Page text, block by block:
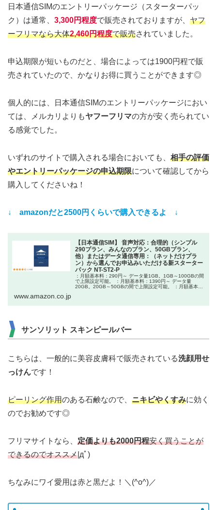
日本通信SIMのエントリーパッケージ（スターターパッ
ク）は通常、 3,300円程度で販売されておりますが、 ヤフ
ーフリマなら大体2,460円程度で販売されていました。
申込期限が短いものだと、場合によっては1900円程で販
売されていたので、かなりお得に買うことができます◎
個人的には、日本通信SIMのエントリーパッケージにおい
ては、メルカリよりもヤフーフリマの方が安く売られてい
る感覚でした。
いずれのサイトで購入される場合においても、 相手の評価
やエントリーパッケージの申込期限について確認してから
購入してくださいね！
↓ amazonだと2500円くらいで購入できるよ ↓
【日本通信SIM】 音声対応：合理的（シンプル
290プラン、みんなのプラン、50GBプラン、
他）またはデータ通信専用：（ネットだけプラ
ン）から選んでお申込みいただける新スターター
パック NT-ST2-P
：月額基本料：290円～ データ量1GB。1GB～100GBの間
で上限設定可能。 ：月額基本料：1390円～ データ量
20GB。20GB～50GBの間で上限設定可能。 ：月額基本
www.amazon.co.jp
サンソリット スキンピールバー
こちらは、一般的に美容皮膚科で販売されている洗顔用せ
っけんです！
ピーリング作用のある石鹸なので、 ニキビやくすみに効く
のでお勧めです◎
フリマサイトなら、 定価よりも2000円程安く買うことが
できるのでオススメ |дﾟ)
ちなみにワイ愛用は赤と黒だよ！＼(^o^)／